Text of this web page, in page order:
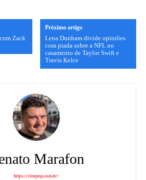
Zack
Próximo artigo
Lena Dunham divide opiniões
com piada sobre a NFL no
casamento de Taylor Swift e
Travis Kelce
Marafon
https://cinepop.com.br/